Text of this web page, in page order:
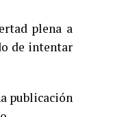
plena a
de intentar
publicación